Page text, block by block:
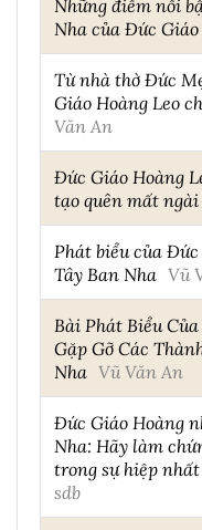
Những điểm nổi
Nha của Đức Giáo
Từ nhà thờ Đức
Giáo Hoàng Leo
Văn An
Đức Giáo Hoàng
tạo quên mất
Phát biểu của
Tây Ban Nha Vũ
Bài Phát Biểu
Gặp Gỡ Các
Nha Vũ Văn An
Đức Giáo Hoàng
Nha: Hãy làm
trong sự hiệp
sdb